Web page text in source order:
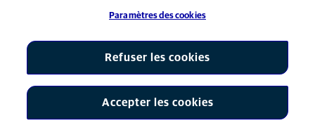
AniCura est une filiale de Mars, Inc © 2026
Paramètres des cookies
Paramètres des cookies
Refuser les cookies
Accepter les cookies